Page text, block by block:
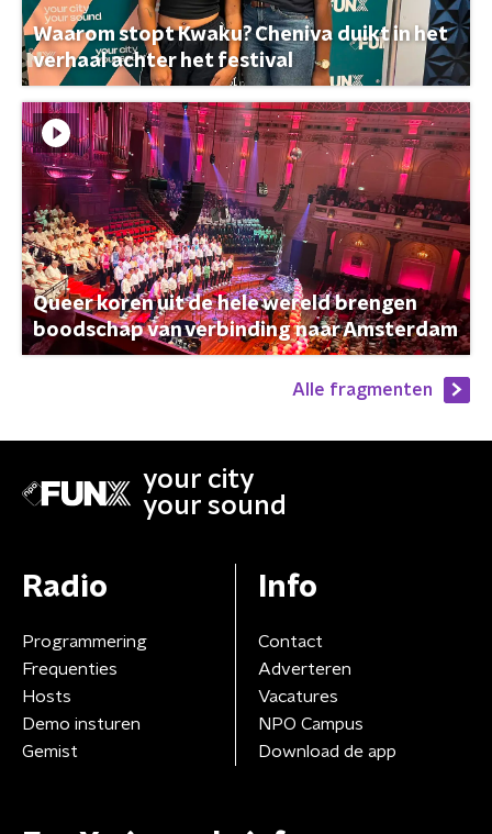
Waarom stopt Kwaku? Cheniva duikt in het
verhaal achter het festival
Queer koren uit de hele wereld brengen
boodschap van verbinding naar Amsterdam
Alle fragmenten
your city
your sound
Radio
Programmering
Frequenties
Hosts
Demo insturen
Gemist
Info
Contact
Adverteren
Vacatures
NPO Campus
Download de app